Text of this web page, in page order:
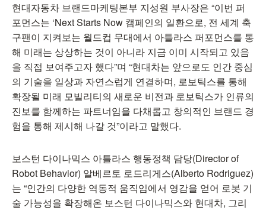
현대자동차 브랜드마케팅본부 지성원 부사장은 “이번 퍼
포먼스는 ‘Next Starts Now 캠페인의 일환으로, 전 세계 축
구팬이 지켜보는 월드컵 무대에서 아틀라스 퍼포먼스를 통
해 미래는 상상하는 것이 아니라 지금 이미 시작되고 있음
을 직접 보여주고자 했다”며 “현대차는 앞으로도 인간 중심
의 기술을 일상과 자연스럽게 연결하며, 로보틱스를 통해
확장될 미래 모빌리티의 새로운 비전과 로보틱스가 인류의
진보를 함께하는 파트너임을 다채롭고 창의적인 브랜드 경
험을 통해 제시해 나갈 것”이라고 말했다.
보스턴 다이나믹스 아틀라스 행동정책 담당(Director of
Robot Behavior) 알베르토 로드리게스(Alberto Rodriguez)
는 “인간의 다양한 역동적 움직임에서 영감을 얻어 로봇 기
술 가능성을 확장해온 보스턴 다이나믹스와 현대차, 그리